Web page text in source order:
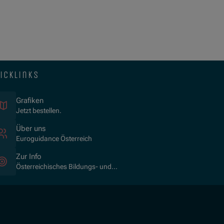
Grafiken
Jetzt bestellen.
Über uns
Euroguidance Österreich
Zur Info
Österreichisches Bildungs- und